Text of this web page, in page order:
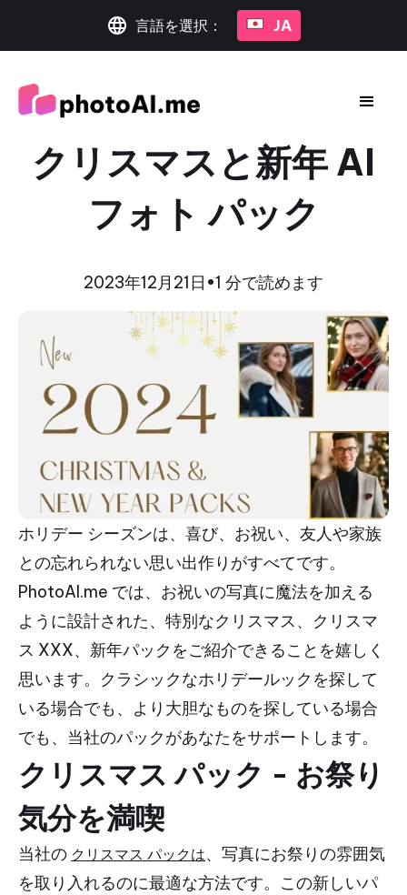
言語を選択： JA
クリスマスと新年 AI
フォト パック
2023年12月21日 •1 分で読めます
ホリデー シーズンは、喜び、お祝い、友人や家族
との忘れられない思い出作りがすべてです。
PhotoAI.me では、お祝いの写真に魔法を加える
ように設計された、特別なクリスマス、クリスマ
ス XXX、新年パックをご紹介できることを嬉しく
思います。クラシックなホリデールックを探して
いる場合でも、より大胆なものを探している場合
でも、当社のパックがあなたをサポートします。
クリスマス パック - お祭り
気分を満喫
当社の クリスマス パックは、写真にお祭りの雰囲気
を取り入れるのに最適な方法です。この新しいパ